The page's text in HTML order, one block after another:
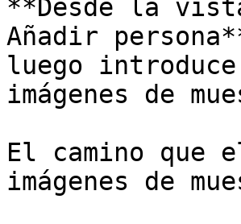
**Desde la
Añadir
luego introduce
imágenes de
El camino que
imágenes de